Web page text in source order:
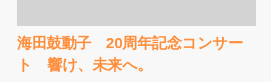
海田鼓動子 20周年記念コンサー
ト 響け、未来へ。